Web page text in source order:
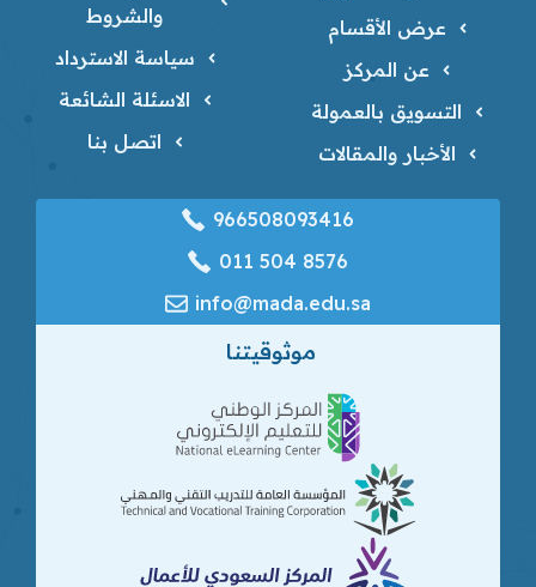
عرض الأقسام
عن المركز
التسويق بالعمولة
الأخبار والمقالات
والشروط
سياسة الاسترداد
الاسئلة الشائعة
اتصل بنا
966508093416
‎011 504 8576
info@mada.edu.sa
موثوقيتنا